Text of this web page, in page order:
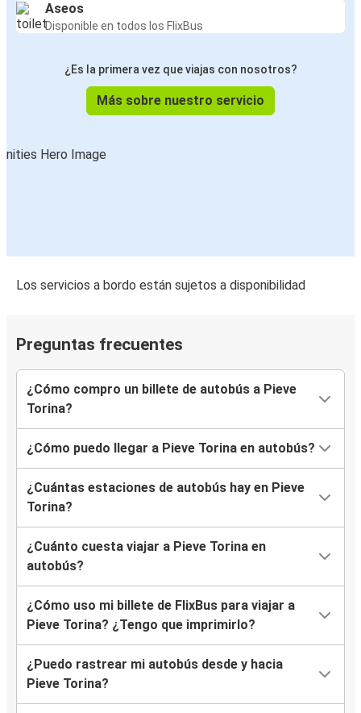
Aseos
Disponible en todos los FlixBus
¿Es la primera vez que viajas con nosotros?
Más sobre nuestro servicio
Los servicios a bordo están sujetos a disponibilidad
Preguntas frecuentes
¿Cómo compro un billete de autobús a Pieve
Torina?
¿Cómo puedo llegar a Pieve Torina en autobús?
¿Cuántas estaciones de autobús hay en Pieve
Torina?
¿Cuánto cuesta viajar a Pieve Torina en
autobús?
¿Cómo uso mi billete de FlixBus para viajar a
Pieve Torina? ¿Tengo que imprimirlo?
¿Puedo rastrear mi autobús desde y hacia
Pieve Torina?